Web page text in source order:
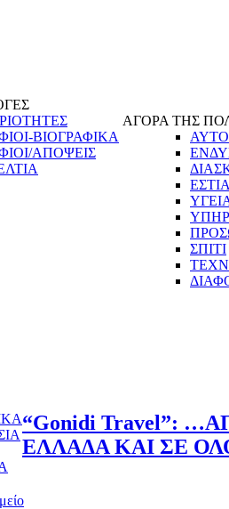
ΒΙΟΓΡΑΦΙΚΑ
ΑΠΟΨΕΙΣ
ΑΓΟΡΑ ΤΗΣ
ΣΠΙΤΙ
“Gonidi Travel”:
ΕΛΛΑΔΑ ΚΑΙ ΣΕ